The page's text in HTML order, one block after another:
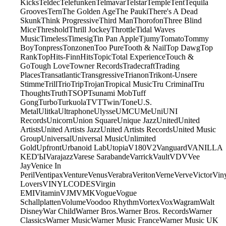
KicksTeldecTelefunkenTelmavarTelstarTempleTentTequila
GroovesTernThe Golden AgeThe PaukiThere's A Dead
SkunkThink ProgressiveThird ManThorofonThree Blind
MiceThresholdThrill JockeyThrottleTidal Waves
MusicTimelessTimesigTin Pan AppleTjumyTomatoTommy
BoyTonpressTonzonenToo PureTooth & NailTop DawgTop
RankTopHits-FinnHitsTopicTotal ExperienceTouch &
GoTough LoveTowner RecordsTradecraftTrading
PlacesTransatlanticTransgressiveTrianonTrikont-Unsere
StimmeTrillTrioTripTrojanTropical MusicTru CriminalTru
ThoughtsTruthTSOPTsunami MobTuff
GongTurboTurkuolaTVTTwin/ToneU.S.
MetalUlitkaUltraphoneUlysseUMCUMeUniUNI
RecordsUnicornUnion SquareUnique JazzUnitedUnited
ArtistsUnited Artists JazzUnited Artists RecordsUnited Music
GroupUniversalUniversal MusicUnlimited
GoldUpfrontUrbanoid LabUtopiaV180V2VanguardVANILLA
KED'ЫVarajazzVarese SarabandeVarrickVaultVDVVee
JayVenice In
PerilVentipaxVentureVenusVerabraVeritonVerneVerveVictor
LoversVINYLCODESVirgin
EMIVitaminVJMVMKVogueVogue
SchallplattenVolumeVoodoo RhythmVortexVoxWagramWalt
DisneyWar ChildWarner Bros.Warner Bros. RecordsWarner
ClassicsWarner MusicWarner Music FranceWarner Music UK